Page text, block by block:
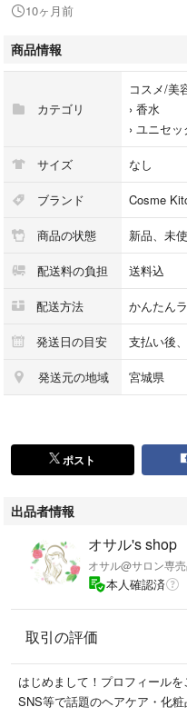
ルコール濃度を留意して調整し
トと暮らす方にも安心してお使
10ヶ月前
商品情報
カテゴリ
コスメ/美
› 香水
› ユニセッ
サイズ なし
ブランド Cosme
商品の状態 新品、未
配送料の負担 送料込
配送方法 かんたん
発送日の目安 支払い後
発送元の地域 宮城県
ポスト
出品者情報
オサル's shop
オサル@サロン専
本人確認済
取引の評価
はじめまして！プロフィールを
SNS等で話題のヘアケア・化